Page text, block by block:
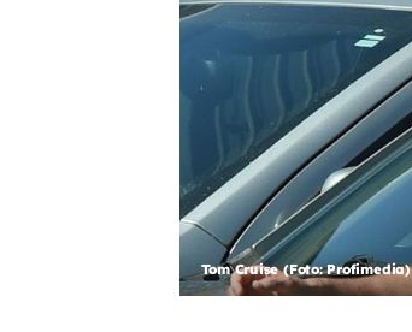
Tom Cruise (Foto: Profimedia)